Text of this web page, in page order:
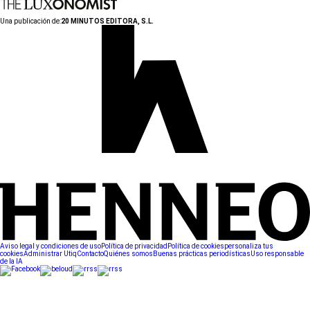
Una publicación de:20 MINUTOS EDITORA, S.L.
Aviso legal y condiciones de usoPolítica de privacidad Política de cookiespersonaliza tus
cookiesAdministrar UtiqContactoQuiénes somos Buenas prácticas periodísticasUso responsable
de la IA